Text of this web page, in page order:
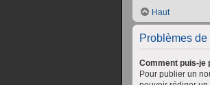
Haut
Problèmes
Comment puis-je
Pour publier un